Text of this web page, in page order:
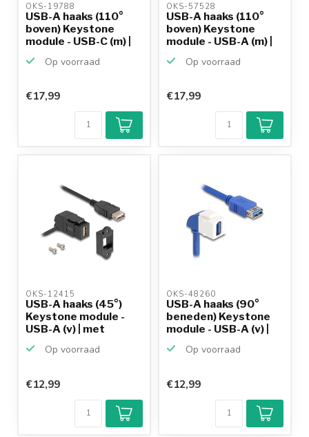
OKS-19788
USB-A haaks (110°
boven) Keystone
module - USB-C (m) |
Op voorraad
€17,99
OKS-57528
USB-A haaks (110°
boven) Keystone
module - USB-A (m) |
Op voorraad
€17,99
OKS-12415
USB-A haaks (45°)
Keystone module -
USB-A (v) | met
Op voorraad
€12,99
OKS-48260
USB-A haaks (90°
beneden) Keystone
module - USB-A (v) |
Op voorraad
Klantenbeoordeling
9,2/10
Achteraf
betalen mogelijk
€12,99